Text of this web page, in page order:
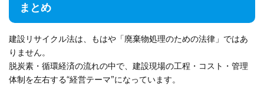
まとめ
建設リサイクル法は、もはや「廃棄物処理のための法律」ではあ
りません。
脱炭素・循環経済の流れの中で、建設現場の工程・コスト・管理
体制を左右する“経営テーマ”になっています。